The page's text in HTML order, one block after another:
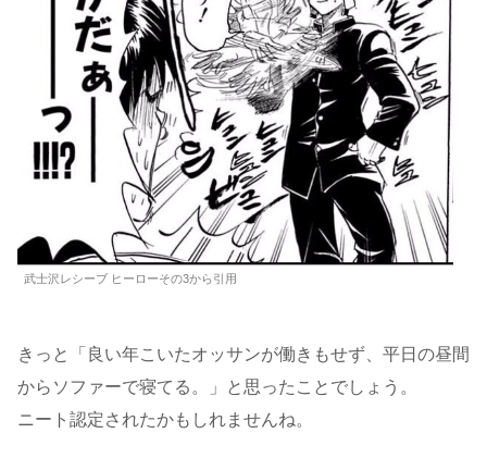
武士沢レシーブ ヒーローその3から引用
きっと「良い年こいたオッサンが働きもせず、平日の昼間
からソファーで寝てる。」と思ったことでしょう。
ニート認定されたかもしれませんね。